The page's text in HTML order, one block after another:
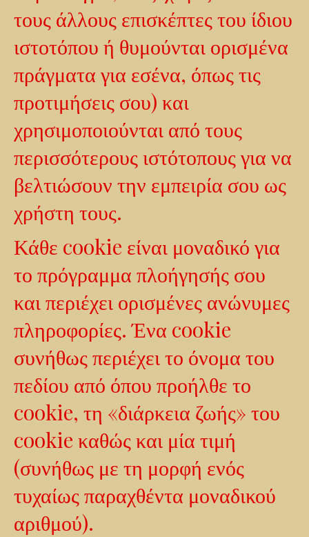
τους άλλους επισκέπτες του ίδιου
ιστοτόπου ή θυμούνται ορισμένα
πράγματα για εσένα, όπως τις
προτιμήσεις σου) και
χρησιμοποιούνται από τους
περισσότερους ιστότοπους για να
βελτιώσουν την εμπειρία σου ως
χρήστη τους.
Κάθε cookie είναι μοναδικό για
το πρόγραμμα πλοήγησής σου
και περιέχει ορισμένες ανώνυμες
πληροφορίες. Ένα cookie
συνήθως περιέχει το όνομα του
πεδίου από όπου προήλθε το
cookie, τη «διάρκεια ζωής» του
cookie καθώς και μία τιμή
(συνήθως με τη μορφή ενός
τυχαίως παραχθέντα μοναδικού
αριθμού).